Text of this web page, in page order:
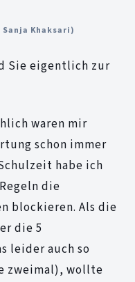
Khaksari)
Sie eigentlich zur
waren mir
schon immer
habe ich
die
blockieren. Als die
die 5
leider auch so
zweimal), wollte